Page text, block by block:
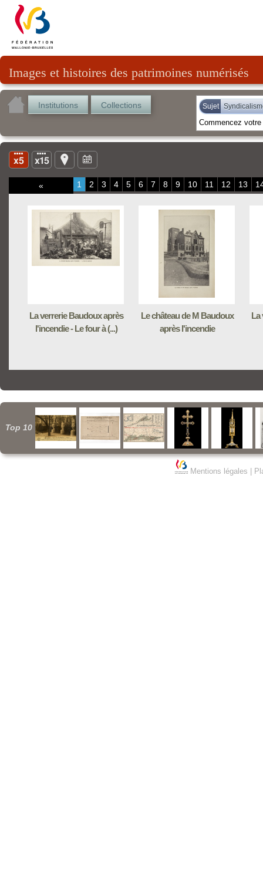
Images et histoires des patrimoines numérisés
Institutions Collections Sujet
« 1 2 3 4 5 6 7 8 9 10 11 12 13
La verrerie Baudoux après
l'incendie - Le four à (...)
Le château de M Baudoux
après l'incendie
La
Top 10
Mentions légales